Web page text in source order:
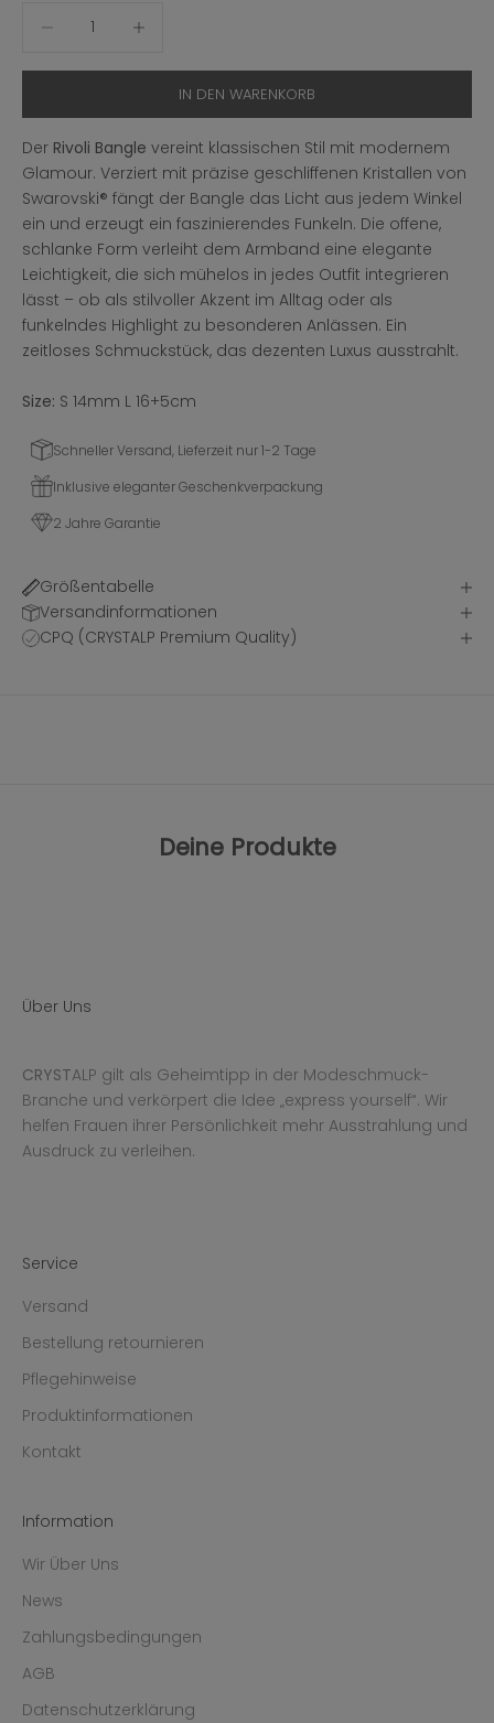
IN DEN WARENKORB
Der Rivoli Bangle vereint klassischen Stil mit modernem
Glamour. Verziert mit präzise geschliffenen Kristallen von
Swarovski® fängt der Bangle das Licht aus jedem Winkel
ein und erzeugt ein faszinierendes Funkeln. Die offene,
schlanke Form verleiht dem Armband eine elegante
Leichtigkeit, die sich mühelos in jedes Outfit integrieren
lässt – ob als stilvoller Akzent im Alltag oder als
funkelndes Highlight zu besonderen Anlässen. Ein
zeitloses Schmuckstück, das dezenten Luxus ausstrahlt.
Size: S 14mm L 16+5cm
Schneller Versand, Lieferzeit nur 1-2 Tage
Inklusive eleganter Geschenkverpackung
2 Jahre Garantie
Größentabelle
Versandinformationen
CPQ (CRYSTALP Premium Quality)
Deine Produkte
Über Uns
CRYSTALP gilt als Geheimtipp in der Modeschmuck-
Branche und verkörpert die Idee „express yourself“. Wir
helfen Frauen ihrer Persönlichkeit mehr Ausstrahlung und
Ausdruck zu verleihen.
Service
Versand
Bestellung retournieren
Pflegehinweise
Produktinformationen
Kontakt
Information
Wir Über Uns
News
Zahlungsbedingungen
AGB
Datenschutzerklärung